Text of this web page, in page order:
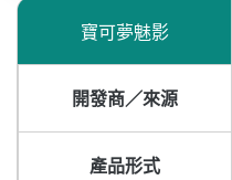
寶可夢魅影
開發商／來源
產品形式